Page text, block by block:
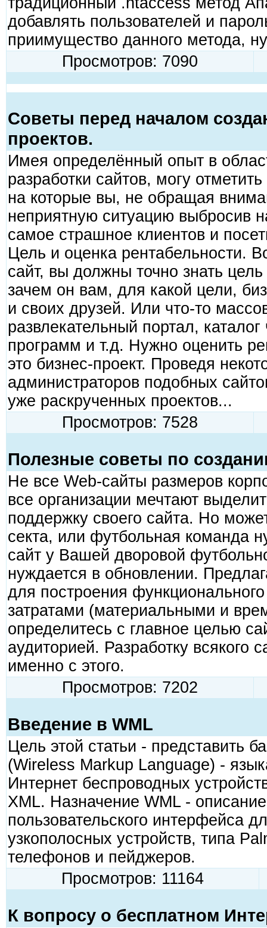
добавлять пользователей и
приимущество данного метода,
Просмотров: 7090
Советы перед началом
проектов.
Имея определённый опыт в
разработки сайтов, могу
на которые вы, не обращая
неприятную ситуацию выбросив
самое страшное клиентов и
Цель и оценка рентабельности.
сайт, вы должны точно знать
зачем он вам, для какой цели,
и своих друзей. Или что-то
развлекательный портал,
программ и т.д. Нужно оценить
это бизнес-проект. Проведя
администраторов подобных
уже раскрученных проектов...
Просмотров: 7528
Полезные советы по
Не все Web-сайты размеров
все организации мечтают
поддержку своего сайта. Но
секта, или футбольная команда
сайт у Вашей дворовой
нуждается в обновлении.
для построения
затратами (материальными и
определитесь с главное целью
аудиторией. Разработку всякого
именно с этого.
Просмотров: 7202
Введение в WML
Цель этой статьи - представить
(Wireless Markup Language) -
Интернет беспроводных
XML. Назначение WML -
пользовательского интерфейса
узкополосных устройств, типа
телефонов и пейджеров.
Просмотров: 11164
К вопросу о бесплатном